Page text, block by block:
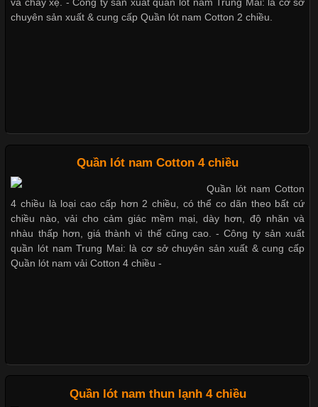
Trong những năm gần đây, vải Bamboo đang trở thành một
Những Loại Vải Thun Thông Dụng Và Đặc Điểm Nổi Bật
Cập nhật 2026-05-20 14:58:56
Vải thun là một trong những chất liệu được sử dụng rộng rãi
nhất trong ngành thời trang nhờ đặc tính co giãn, mềm mại và
thoải mái khi mặc. Từ áo thun, đồ thể thao cho đến đồ lót nam,
vải thun luôn đóng vai trò quan trọng trong quá trình sản xuất.
Cập nhật 2026-05-09 15:58:23
chuyên sản xuất & cung cấp Quần lót nam Cotton 2 chiều.
Quần lót nam Cotton 4 chiều
Quần lót nam Cotton
4 chiều là loại cao cấp hơn 2 chiều, có thể co dãn theo bất cứ
chiều nào, vải cho cảm giác mềm mại, dày hơn, độ nhăn và
nhàu thấp hơn, giá thành vì thế cũng cao. - Công ty sản xuất
quần lót nam Trung Mai: là cơ sở chuyên sản xuất & cung cấp
Quần lót nam vải Cotton 4 chiều -
Quần lót nam thun lạnh 4 chiều